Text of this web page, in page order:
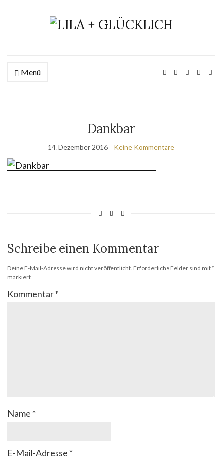
Menü
Dankbar
14. Dezember 2016 Keine Kommentare
Schreibe einen Kommentar
Deine E-Mail-Adresse wird nicht veröffentlicht. Erforderliche Felder sind mit*
markiert
Kommentar*
Name *
E-Mail-Adresse *